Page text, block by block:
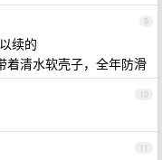
9
续的
着清水软壳子，全年防滑
10
11